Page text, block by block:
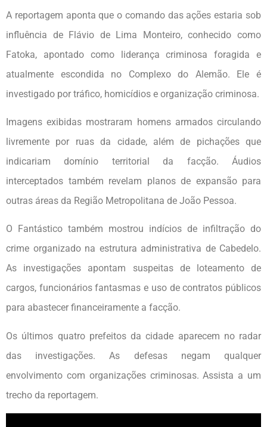
A reportagem aponta que o comando das ações estaria sob
influência de Flávio de Lima Monteiro, conhecido como
Fatoka, apontado como liderança criminosa foragida e
atualmente escondida no Complexo do Alemão. Ele é
investigado por tráfico, homicídios e organização criminosa.
Imagens exibidas mostraram homens armados circulando
livremente por ruas da cidade, além de pichações que
indicariam domínio territorial da facção. Áudios
interceptados também revelam planos de expansão para
outras áreas da Região Metropolitana de João Pessoa.
O Fantástico também mostrou indícios de infiltração do
crime organizado na estrutura administrativa de Cabedelo.
As investigações apontam suspeitas de loteamento de
cargos, funcionários fantasmas e uso de contratos públicos
para abastecer financeiramente a facção.
Os últimos quatro prefeitos da cidade aparecem no radar
das investigações. As defesas negam qualquer
envolvimento com organizações criminosas. Assista a um
trecho da reportagem.